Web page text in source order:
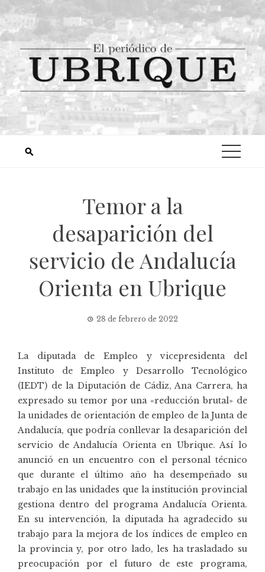
Temor a la
desaparición del
servicio de Andalucía
Orienta en Ubrique
28 de febrero de 2022
La diputada de Empleo y vicepresidenta del
Instituto de Empleo y Desarrollo Tecnológico
(IEDT) de la Diputación de Cádiz, Ana Carrera, ha
expresado su temor por una «reducción brutal» de
la unidades de orientación de empleo de la Junta de
Andalucía, que podría conllevar la desaparición del
servicio de Andalucía Orienta en Ubrique. Así lo
anunció en un encuentro con el personal técnico
que durante el último año ha desempeñado su
trabajo en las unidades que la institución provincial
gestiona dentro del programa Andalucía Orienta.
En su intervención, la diputada ha agradecido su
trabajo para la mejora de los índices de empleo en
la provincia y, por otro lado, les ha trasladado su
preocupación por el futuro de este programa,